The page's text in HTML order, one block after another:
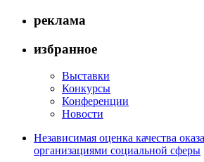
реклама
избранное
Выставки
Конкурсы
Конференции
Новости
Независимая оценка качества
организациями социальной сферы